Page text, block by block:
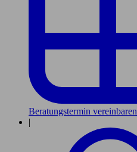
Beratungstermin vereinbaren
|